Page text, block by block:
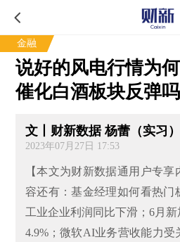
金融
说好的风电行情为
催化白酒板块反弹
文丨财新数据 杨蕾（实习）
2023年07月27日 17:53
【本文为财新数据通用户专
容还有：基金经理如何看热门
工业企业利润同比下滑；6月
4.9%；微软AI业务营收能力受